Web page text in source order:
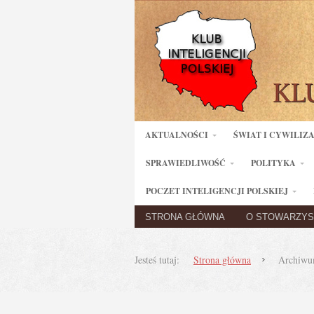
AKTUALNOŚCI ŚWIAT I
SPRAWIEDLIWOŚĆ POLITYKA
POCZET INTELIGENCJI POLSKIEJ
STRONA GŁÓWNA O
Jesteś tutaj: Strona główna